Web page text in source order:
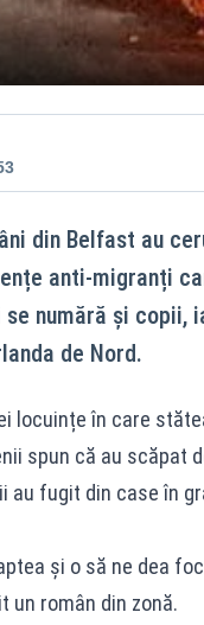
din Belfast au
anti-migranți
numără și copii,
de Nord.
locuințe în care
spun că au scăpat
au fugit din case în
și o să ne dea
un român din zonă.